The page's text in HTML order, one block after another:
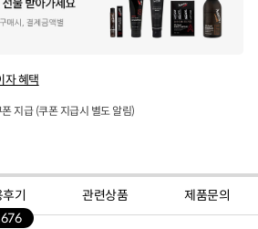
자 혜택
지급 (쿠폰 지급시 별도 알림)
기
관련상품 제품문의